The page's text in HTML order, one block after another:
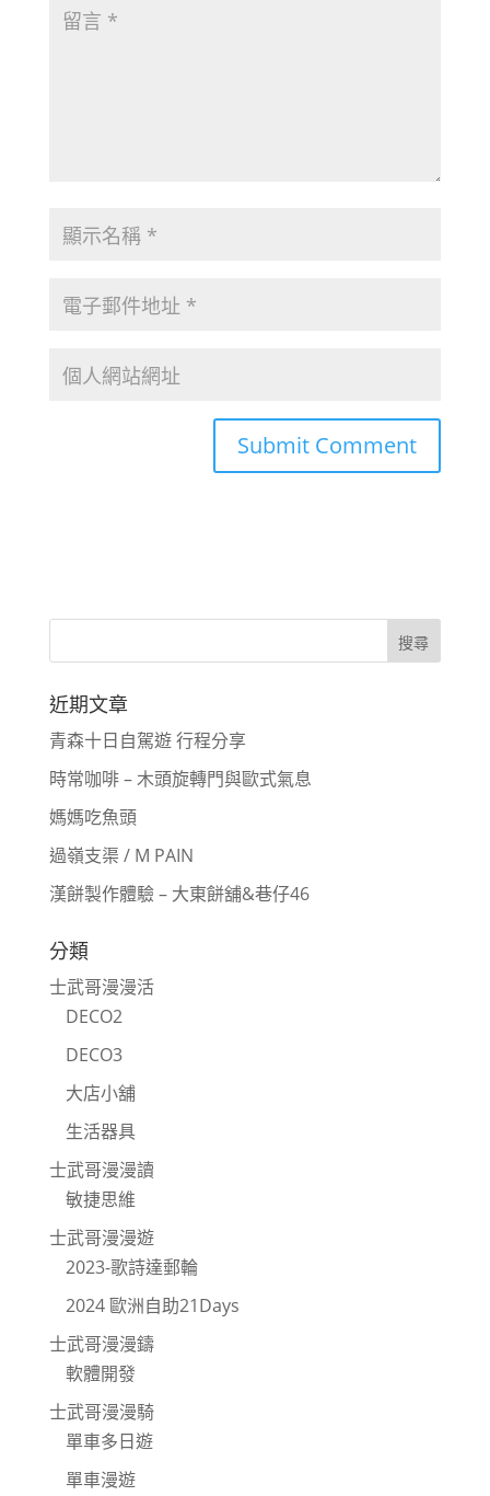
近期文章
青森十日自駕遊 行程分享
時常咖啡 – 木頭旋轉門與歐式氣息
媽媽吃魚頭
過嶺支渠 / M PAIN
漢餅製作體驗 – 大東餅舖&巷仔46
分類
士武哥漫漫活
DECO2
DECO3
大店小舖
生活器具
士武哥漫漫讀
敏捷思維
士武哥漫漫遊
2023-歌詩達郵輪
2024 歐洲自助21Days
士武哥漫漫鑄
軟體開發
士武哥漫漫騎
單車多日遊
單車漫遊